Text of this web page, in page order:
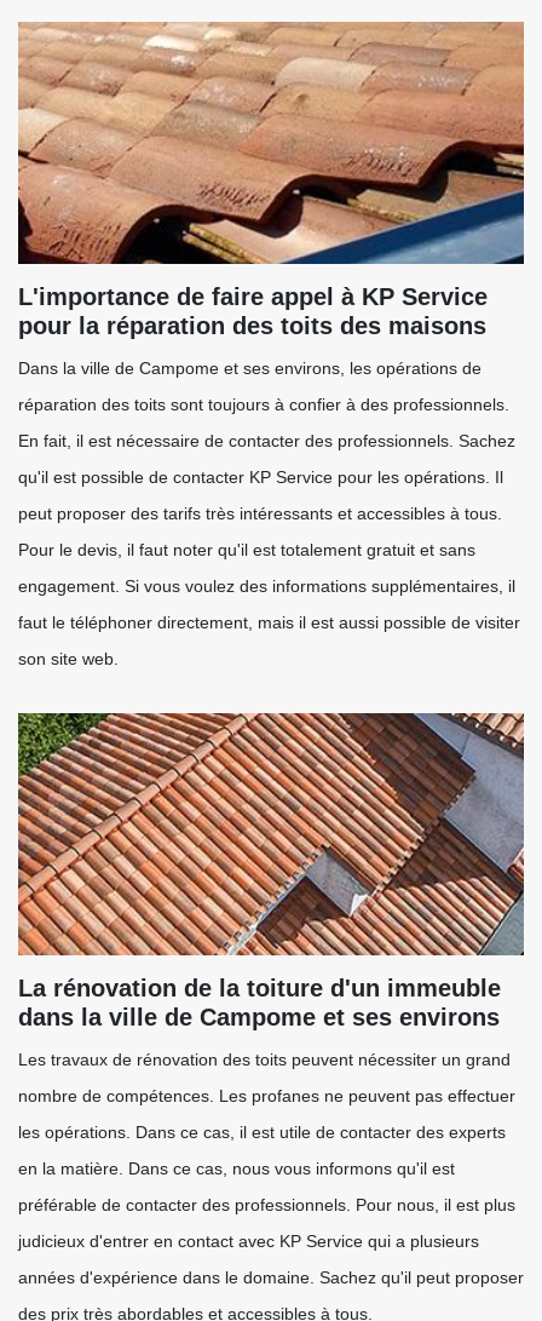
L'importance de faire appel à KP Service
pour la réparation des toits des maisons
Dans la ville de Campome et ses environs, les opérations de
réparation des toits sont toujours à confier à des professionnels.
En fait, il est nécessaire de contacter des professionnels. Sachez
qu'il est possible de contacter KP Service pour les opérations. Il
peut proposer des tarifs très intéressants et accessibles à tous.
Pour le devis, il faut noter qu'il est totalement gratuit et sans
engagement. Si vous voulez des informations supplémentaires, il
faut le téléphoner directement, mais il est aussi possible de visiter
son site web.
La rénovation de la toiture d'un immeuble
dans la ville de Campome et ses environs
Les travaux de rénovation des toits peuvent nécessiter un grand
nombre de compétences. Les profanes ne peuvent pas effectuer
les opérations. Dans ce cas, il est utile de contacter des experts
en la matière. Dans ce cas, nous vous informons qu'il est
préférable de contacter des professionnels. Pour nous, il est plus
judicieux d'entrer en contact avec KP Service qui a plusieurs
années d'expérience dans le domaine. Sachez qu'il peut proposer
des prix très abordables et accessibles à tous.